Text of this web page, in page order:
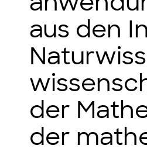
aus den
der
der